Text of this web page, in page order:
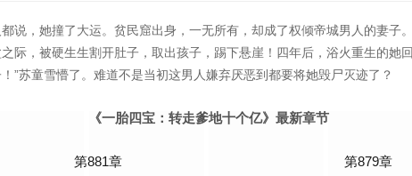
说，她撞了大运。贫民窟出身，一无所有，却成了权倾帝城男人的妻子
际，被硬生生割开肚子，取出孩子，踢下悬崖！四年后，浴火重生的她
”苏童雪懵了。难道不是当初这男人嫌弃厌恶到都要将她毁尸灭迹了？
《一胎四宝：转走爹地十个亿》最新章节
第881章 第879章